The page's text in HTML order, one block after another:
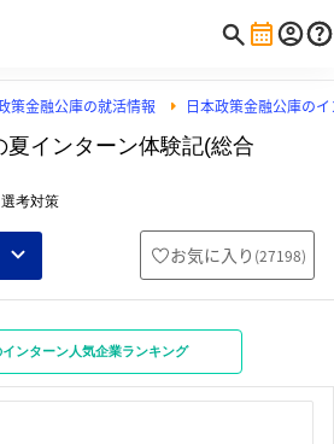
策金融公庫の就活情報 日本政策金融公庫の
夏インターン体験記(総合
考対策
お気に入り (27198)
ンターン人気企業ランキング